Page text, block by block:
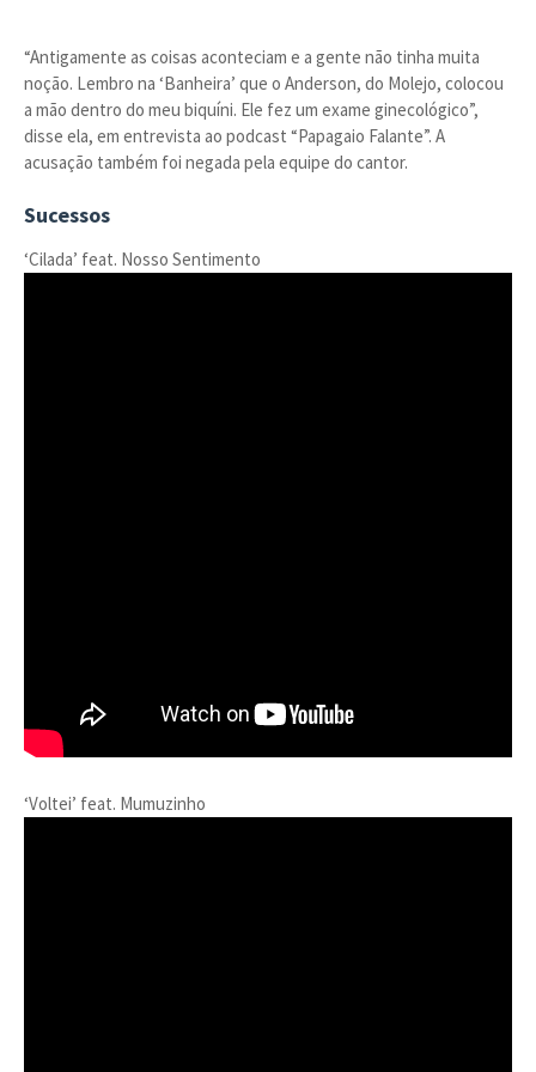
“Antigamente as coisas aconteciam e a gente não tinha muita
noção. Lembro na ‘Banheira’ que o Anderson, do Molejo, colocou
a mão dentro do meu biquíni. Ele fez um exame ginecológico”,
disse ela, em entrevista ao podcast “Papagaio Falante”. A
acusação também foi negada pela equipe do cantor.
Sucessos
‘Cilada’ feat. Nosso Sentimento
‘Voltei’ feat. Mumuzinho